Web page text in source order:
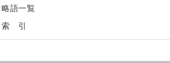
語一覧
索 引